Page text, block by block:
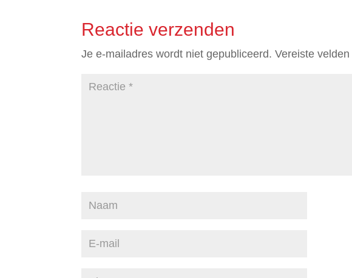
Reactie verzenden
Je e-mailadres wordt niet gepubliceerd. Vereiste